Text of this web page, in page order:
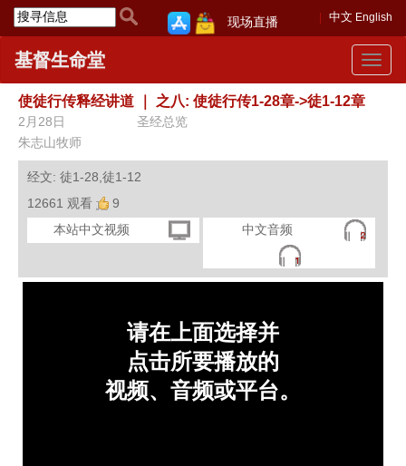
中文 English
现场直播
Toggle
基督生命堂
使徒行传释经讲道 之八: 使徒行传1-28章->徒1-12章
2月28日
圣经总览
朱志山牧师
经文: 徒1-28,徒1-12
12661 观看
9
本站中文视频
中文音频